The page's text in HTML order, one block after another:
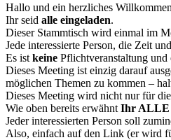
Hallo und ein herzliches
Ihr seid alle eingeladen.
Dieser Stammtisch wird einmal im
Jede interessierte Person, die Zeit
Es ist keine Pflichtveranstaltung und
Dieses Meeting ist einzig darauf
möglichen Themen zu kommen –
Dieses Meeting wird nicht nur für
Wie oben bereits erwähnt Ihr ALLE
Jeder interessierten Person soll
Also, einfach auf den Link (er wird